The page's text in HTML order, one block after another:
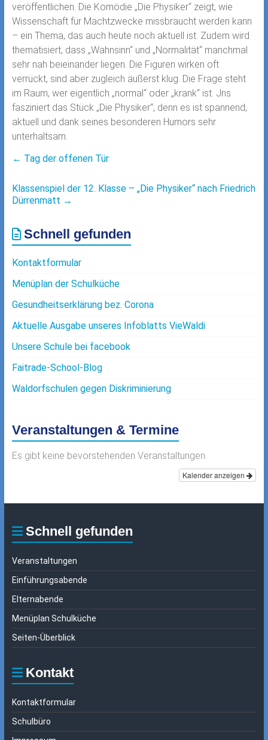
veröffentlichen. Die Komödie „Die Physiker“ zeigt, wie
Wissenschaft für Machtzwecke missbraucht werden kann
– ein Thema, das auch heute noch aktuell ist. Zudem wird
thematisiert, dass „Wahnsinn“ und „Normalität“ manchmal
sehr nah beieinander liegen. Die Figuren wirken oft
verrückt, sind aber zugleich äußerst klug. Die Frage steht
im Raum, wer eigentlich „normal“ oder „krank“ ist. Jns
fasziniert das Stück „Die Physiker“, denn es ist spannend,
aktuell und dank seines besonderen Humors sehr
unterhaltsam.
← Tag der offenen Tür
Klassenspiel der 12. Klasse – „Die Physiker“ nach Friedrich
Dürrenmatt →
Schnell gefunden
Kontaktformular
Menüplan der Schulküche
Gesundheitserklärung bez. Corona
Aktuelle Ausgabe unseres Infoblatts VieWaldi
Unsere Schule bei facebook
Faitrade-School-Blog
Waldorfschulen gegen Diskriminierung
Veranstaltungen & Termine
Es gibt keine bevorstehenden Veranstaltungen.
Kalender anzeigen
Schnell gefunden
Veranstaltungen
Einführungsabende
Elternabende
Menüplan Schulküche
Seiten-Überblick
Kontakt
Kontaktformular
Schulbüro